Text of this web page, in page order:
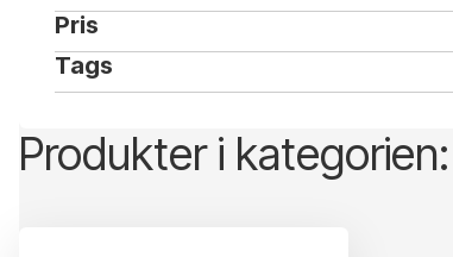
Pris
Tags
Produkter i kategorien: